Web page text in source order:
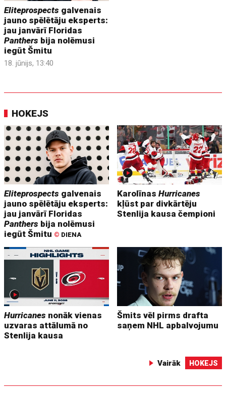
Eliteprospects galvenais
jauno spēlētāju eksperts:
jau janvārī Floridas
Panthers bija nolēmusi
iegūt Šmitu
18. jūnijs, 13:40
HOKEJS
Eliteprospects galvenais
jauno spēlētāju eksperts:
jau janvārī Floridas
Panthers bija nolēmusi
iegūt Šmitu © DIENA
KarolīnasHurricanes
kļūst par divkārtēju
Stenlija kausa čempioni
Hurricanes nonāk vienas
uzvaras attālumā no
Stenlija kausa
Šmits vēl pirms drafta
saņem NHL apbalvojumu
Vairāk HOKEJS